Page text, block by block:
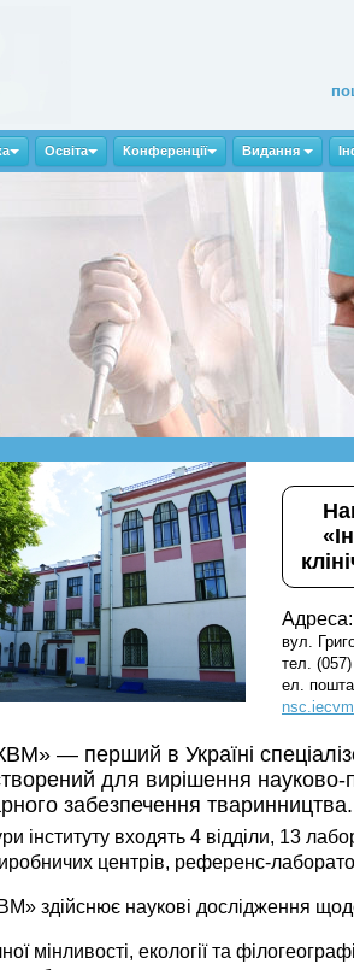
Освіта Конференції Видання
Адреса:
вул.
тел.
ел. пошта
— перший в Україні
для вирішення науково-
забезпечення тваринництва.
інституту входять 4 відділи, 13
центрів, референс-
здійснює наукові дослідження
мінливості, екології та